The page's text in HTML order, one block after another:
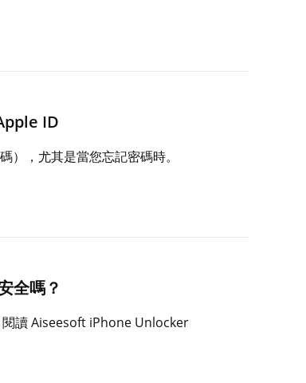
ID
，尤其是當您忘記密碼時。
全嗎？
讀 Aiseesoft iPhone Unlocker